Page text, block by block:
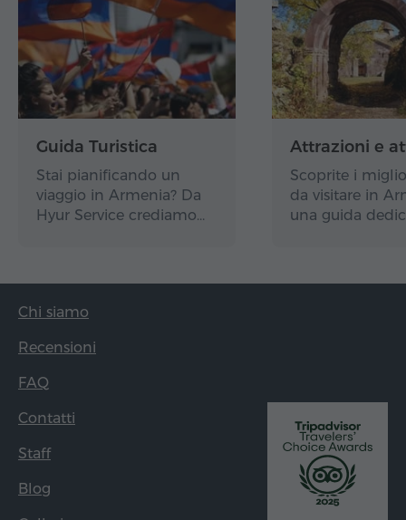
Guida Turistica
Stai pianificando un
viaggio in Armenia? Da
Hyur Service crediamo…
Attrazioni e
Scoprite i
da visitare in
una guida
Chi siamo
Recensioni
FAQ
Contatti
Staff
Blog